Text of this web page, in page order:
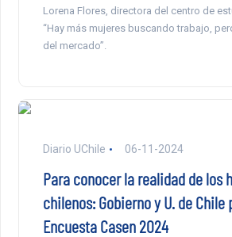
Lorena Flores, directora del centro de
“Hay más mujeres buscando trabajo,
del mercado”.
Diario UChile 06-11-2024
Para conocer la realidad de los
chilenos: Gobierno y U. de Chile
Encuesta Casen 2024